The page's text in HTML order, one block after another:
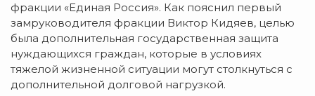
фракции «Единая Россия». Как пояснил первый
замруководителя фракции Виктор Кидяев, целью
была дополнительная государственная защита
нуждающихся граждан, которые в условиях
тяжелой жизненной ситуации могут столкнуться с
дополнительной долговой нагрузкой.